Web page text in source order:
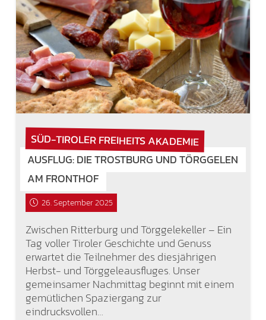
SÜD-TIROLER FREIHEITS AKADEMIE
AUSFLUG: DIE TROSTBURG UND TÖRGGELEN
AM FRONTHOF
26. September 2025
Zwischen Ritterburg und Törggelekeller – Ein
Tag voller Tiroler Geschichte und Genuss
erwartet die Teilnehmer des diesjährigen
Herbst- und Törggeleausfluges. Unser
gemeinsamer Nachmittag beginnt mit einem
gemütlichen Spaziergang zur
eindrucksvollen…